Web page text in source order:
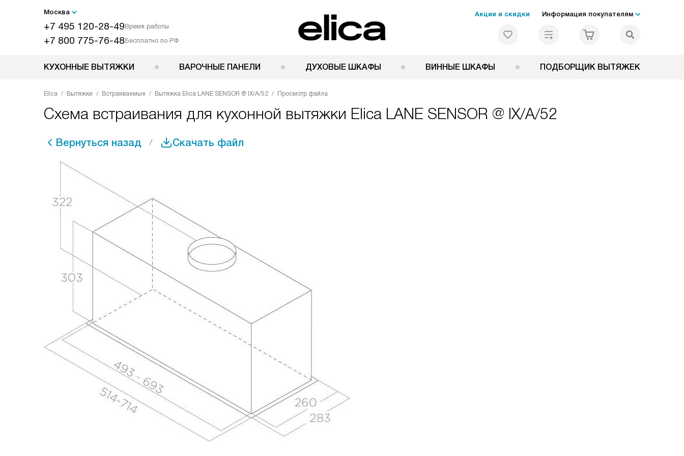
Москва
+7 495 120-28-49Время работы
+7 800 775-76-48Бесплатно по РФ
Акции и скидки Информация покупателям
КУХОННЫЕ ВЫТЯЖКИ ВАРОЧНЫЕ ПАНЕЛИ ДУХОВЫЕ ШКАФЫ ВИННЫЕ ШКАФЫ ПОДБОРЩИК ВЫТЯЖЕК
Elica Вытяжки Встраиваемые Вытяжка Elica LANE SENSOR @ IX/A/52 Просмотр файла
Схема встраивания для кухонной вытяжки Elica LANE SENSOR @ IX/A/52
Вернуться назад Скачать файл